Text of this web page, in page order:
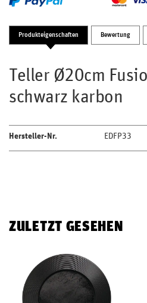
Produkteigenschaften Bewertung
Teller Ø20cm
schwarz karbon
Hersteller-Nr. EDFP33
ZULETZT GESEHEN